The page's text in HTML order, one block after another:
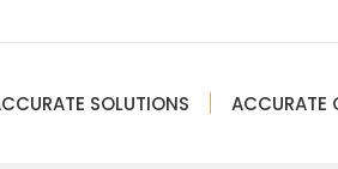
SOLUTIONS ACCURATE